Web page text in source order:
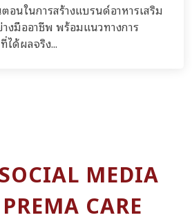
นในการสร้างแบรนด์อาหารเสริม
งมืออาชีพ พร้อมแนวทางการ
ได้ผลจริง...
MEDIA
CARE